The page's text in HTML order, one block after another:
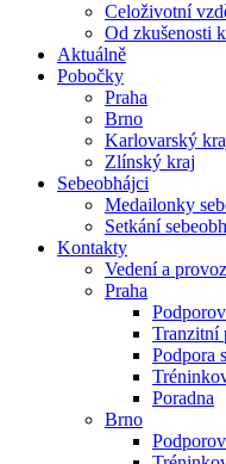
Celoživotní
Od zkušenosti
Aktuálně
Pobočky
Praha
Brno
Karlovarský
Zlínský kraj
Sebeobhájci
Medailonky
Setkání
Kontakty
Vedení a provoz
Praha
Tranzitní
Podpora
Poradna
Brno